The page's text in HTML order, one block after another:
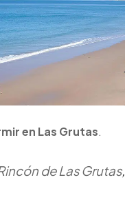
en Las Grutas.
de Las Grutas,